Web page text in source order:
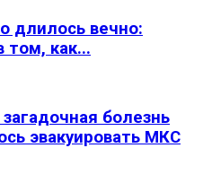
длилось вечно:
том, как...
болезнь
эвакуировать МКС